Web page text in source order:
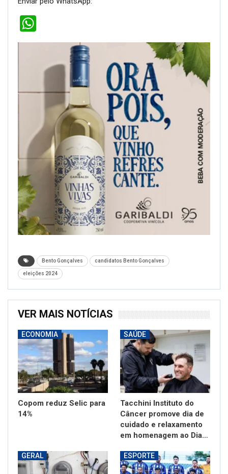
Bento Gonçalves candidatos Bento Gonçalves
eleições 2024
VER MAIS NOTÍCIAS
ECONOMIA
Copom reduz Selic para
14%
SAÚDE
Tacchini Instituto do
Câncer promove dia de
cuidado e relaxamento
em homenagem ao Dia…
GERAL ESPORTE